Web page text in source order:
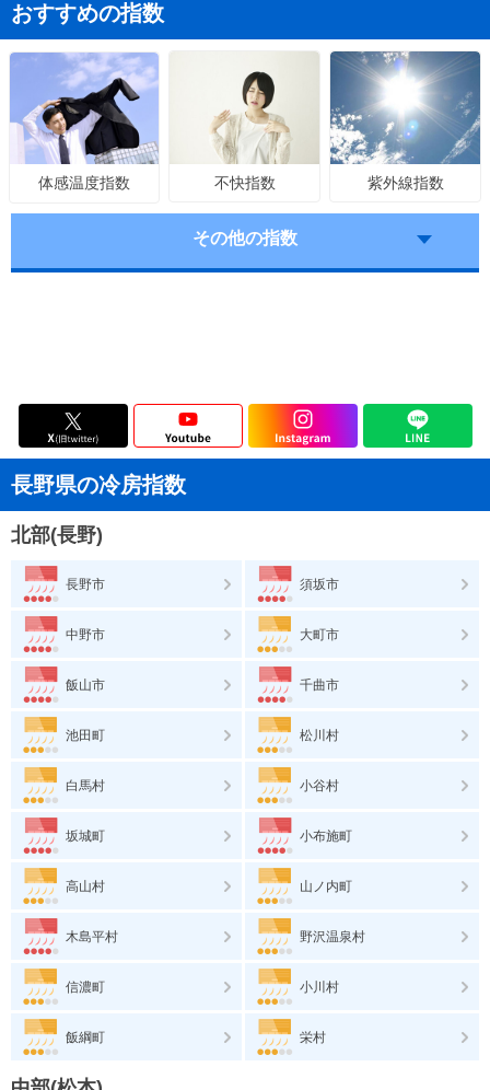
おすすめの指数
体感温度指数 不快指数 紫外線指数
その他の指数
長野県の冷房指数
北部(長野)
長野市 須坂市
中野市 大町市
飯山市 千曲市
池田町 松川村
白馬村 小谷村
坂城町 小布施町
高山村 山ノ内町
木島平村 野沢温泉村
信濃町 小川村
飯綱町 栄村